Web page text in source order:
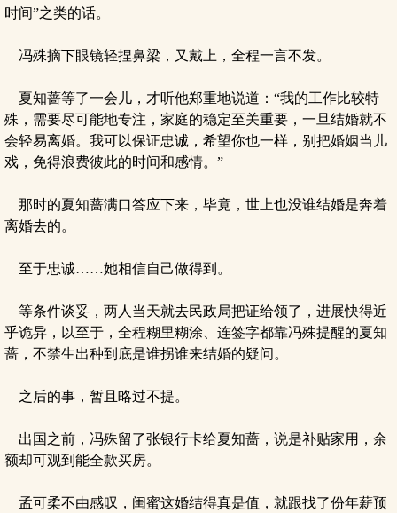
时间”之类的话。
冯殊摘下眼镜轻捏鼻梁，又戴上，全程一言不发。
夏知蔷等了一会儿，才听他郑重地说道：“我的工作比较特
殊，需要尽可能地专注，家庭的稳定至关重要，一旦结婚就不
会轻易离婚。我可以保证忠诚，希望你也一样，别把婚姻当儿
戏，免得浪费彼此的时间和感情。”
那时的夏知蔷满口答应下来，毕竟，世上也没谁结婚是奔着
离婚去的。
至于忠诚……她相信自己做得到。
等条件谈妥，两人当天就去民政局把证给领了，进展快得近
乎诡异，以至于，全程糊里糊涂、连签字都靠冯殊提醒的夏知
蔷，不禁生出种到底是谁拐谁来结婚的疑问。
之后的事，暂且略过不提。
出国之前，冯殊留了张银行卡给夏知蔷，说是补贴家用，余
额却可观到能全款买房。
孟可柔不由感叹，闺蜜这婚结得真是值，就跟找了份年薪预